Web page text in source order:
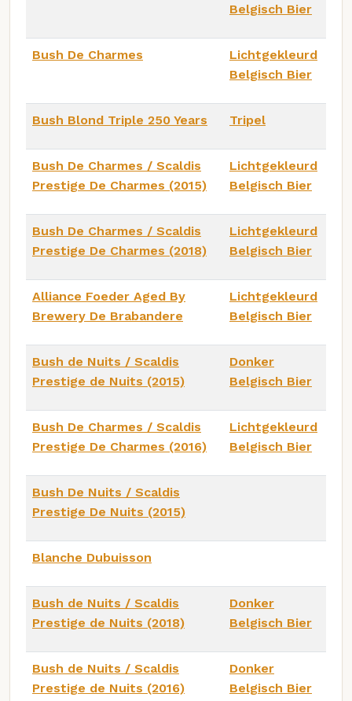
Belgisch Bier
Bush De Charmes
Lichtgekleurd
Belgisch Bier
Bush Blond Triple 250 Years Tripel
Bush De Charmes / Scaldis
Prestige De Charmes (2015)
Lichtgekleurd
Belgisch Bier
Bush De Charmes / Scaldis
Prestige De Charmes (2018)
Lichtgekleurd
Belgisch Bier
Alliance Foeder Aged By
Brewery De Brabandere
Lichtgekleurd
Belgisch Bier
Bush de Nuits / Scaldis
Prestige de Nuits (2015)
Donker
Belgisch Bier
Bush De Charmes / Scaldis
Prestige De Charmes (2016)
Lichtgekleurd
Belgisch Bier
Bush De Nuits / Scaldis
Prestige De Nuits (2015)
Blanche Dubuisson
Bush de Nuits / Scaldis
Prestige de Nuits (2018)
Donker
Belgisch Bier
Bush de Nuits / Scaldis
Prestige de Nuits (2016)
Donker
Belgisch Bier